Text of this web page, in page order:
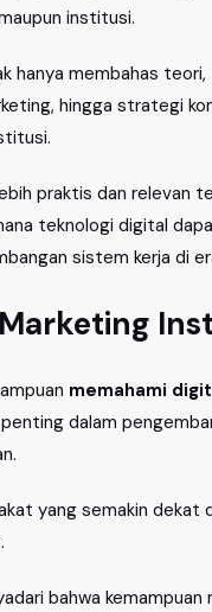
institusi.
hanya membahas
hingga strategi
praktis dan relevan
teknologi digital
sistem kerja di
memahami
dalam
yang semakin
bahwa